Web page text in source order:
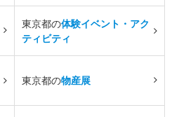
東京都の体験イベント・アク
ティビティ
東京都の物産展